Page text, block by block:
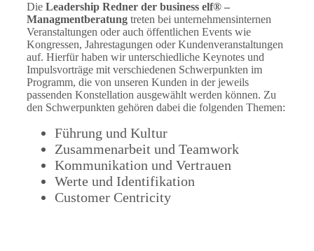
Die Leadership Redner der business elf® –
Managmentberatung treten bei unternehmensinternen
Veranstaltungen oder auch öffentlichen Events wie
Kongressen, Jahrestagungen oder Kundenveranstaltungen
auf. Hierfür haben wir unterschiedliche Keynotes und
Impulsvorträge mit verschiedenen Schwerpunkten im
Programm, die von unseren Kunden in der jeweils
passenden Konstellation ausgewählt werden können. Zu
den Schwerpunkten gehören dabei die folgenden Themen:
Führung und Kultur
Zusammenarbeit und Teamwork
Kommunikation und Vertrauen
Werte und Identifikation
Customer Centricity